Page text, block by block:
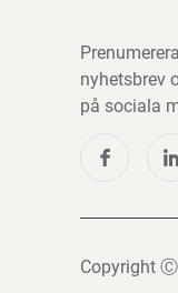
nyhetsbrev
på sociala
Copyright Ⓒ